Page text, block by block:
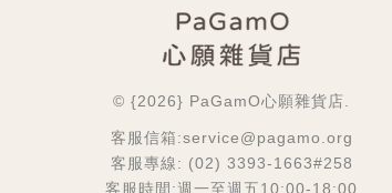
© {2026} PaGamO心願雜貨店.
客服信箱:service@pagamo.org
客服專線: (02) 3393-1663#258
客服時間:週一至週五10:00-18:00